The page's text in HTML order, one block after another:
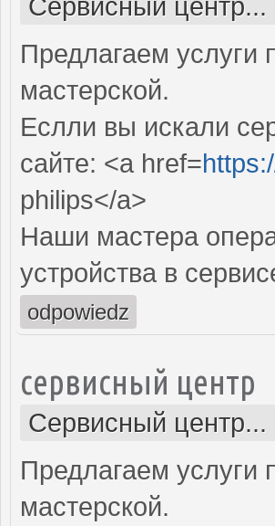
Сервисный
Предлагаем
мастерской.
Еслли вы искали
сайте: <a href=
philips</a>
Наши мастера
устройства в
odpowiedz
сервисный центр
Сервисный
Предлагаем
мастерской.